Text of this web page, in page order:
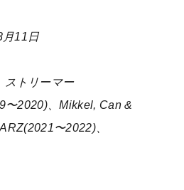
月11日
ストリーマー
〜2020)、Mikkel, Can &
〜2022)、